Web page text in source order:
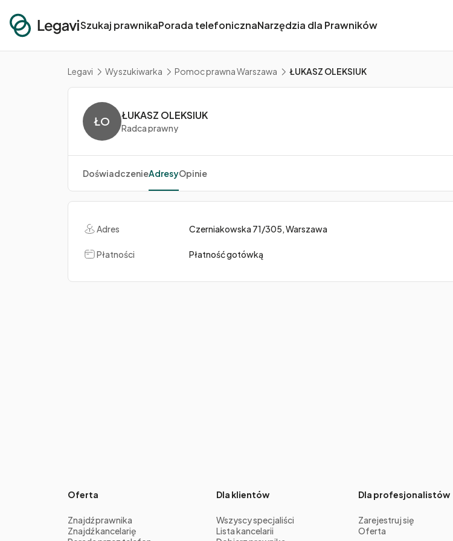
Szukaj prawnikaPorada telefonicznaNarzędzia dla Prawników
Legavi Wyszukiwarka Pomoc prawna Warszawa ŁUKASZ OLEKSIUK
ŁO ŁUKASZ OLEKSIUK
Radca prawny
DoświadczenieAdresyOpinie
Adres Czerniakowska 71/305, Warszawa
Płatności Płatność gotówką
Oferta
Znajdź prawnika
Znajdź kancelarię
Dla klientów
Wszyscy specjaliści
Lista kancelarii
Dla profesjonalistów
Zarejestruj się
Oferta